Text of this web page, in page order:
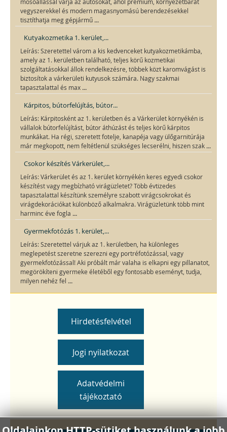
mosóállással várja az autósokat, ahol prémium, környezetbarát
vegyszerekkel és modern magasnyomású berendezésekkel
tisztíthatja meg gépjármű ...
Kutyakozmetika 1. kerület,...
Leírás: Szeretettel várom a kis kedvenceket kutyakozmetikámba,
amely az 1. kerületben található, teljes körű kozmetikai
szolgáltatásokkal állok rendelkezésre, többek közt karomvágást is
biztosítok a várkerületi kutyusok számára. Nagy szakmai
tapasztalattal és max ...
Kárpitos, bútorfelújítás, bútor...
Leírás: Kárpitosként az 1. kerületben és a Várkerület környékén is
vállalok bútorfelújítást, bútor áthúzást és teljes körű kárpitos
munkákat. Ha régi, szeretett fotelje, kanapéja vagy ülőgarnitúrája
már megkopott, nem feltétlenül szükséges lecserélni, hiszen szak ...
Csokor készítés Várkerület,...
Leírás: Várkerület és az 1. kerület környékén keres egyedi csokor
készítést vagy megbízható virágüzletet? Több évtizedes
tapasztalattal készítünk személyre szabott virágcsokrokat és
virágdekorációkat különböző alkalmakra. Virágüzletünk több mint
harminc éve fogla ...
Gyermekfotózás 1. kerület,...
Leírás: Szeretettel várjuk az 1. kerületben, ha különleges
meglepetést szeretne szerezni egy portréfotózással, vagy
gyermekfotózással! Aki próbált már valaha is elkapni egy pillanatot,
megörökíteni gyermeke életéből egy fontosabb eseményt, tudja,
milyen nehéz fel ...
Hirdetésfelvétel
Jogi nyilatkozat
Adatvédelmi
tájékoztató